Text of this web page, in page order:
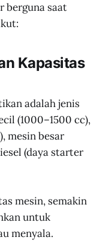
berguna saat
Kapasitas
adalah jenis
(1000–1500 cc),
mesin besar
(daya starter
mesin, semakin
untuk
menyala.